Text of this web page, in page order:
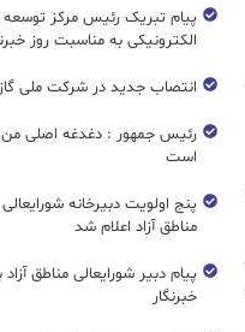
پیام تبریک رئیس مرکز
الکترونیکی به مناسبت روز
انتصاب جدید در شرکت ملی گاز
رئیس جمهور : دغدغه اصلی
است
پنج اولویت دبیرخانه
مناطق آزاد اعلام شد
پیام دبیر شورایعالی مناطق
خبرنگار